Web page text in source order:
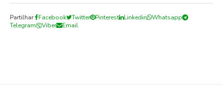
Partilhar Facebook Twitter Pinterest Linkedin
Whatsapp
Telegram
Viber Email